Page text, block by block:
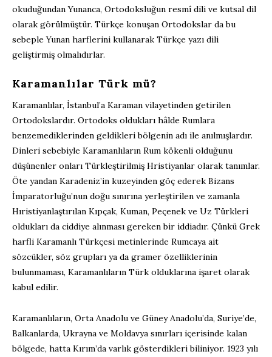
okuduğundan Yunanca, Ortodoksluğun resmî dili ve kutsal dil
olarak görülmüştür. Türkçe konuşan Ortodokslar da bu
sebeple Yunan harflerini kullanarak Türkçe yazı dili
geliştirmiş olmalıdırlar.
Karamanlılar Türk mü?
Karamanlılar, İstanbul’a Karaman vilayetinden getirilen
Ortodokslardır. Ortodoks oldukları hâlde Rumlara
benzemediklerinden geldikleri bölgenin adı ile anılmışlardır.
Dinleri sebebiyle Karamanlıların Rum kökenli olduğunu
düşünenler onları Türkleştirilmiş Hristiyanlar olarak tanımlar.
Öte yandan Karadeniz’in kuzeyinden göç ederek Bizans
İmparatorluğu’nun doğu sınırına yerleştirilen ve zamanla
Hıristiyanlaştırılan Kıpçak, Kuman, Peçenek ve Uz Türkleri
oldukları da ciddiye alınması gereken bir iddiadır. Çünkü Grek
harfli Karamanlı Türkçesi metinlerinde Rumcaya ait
sözcükler, söz grupları ya da gramer özelliklerinin
bulunmaması, Karamanlıların Türk olduklarına işaret olarak
kabul edilir.
Karamanlıların, Orta Anadolu ve Güney Anadolu’da, Suriye’de,
Balkanlarda, Ukrayna ve Moldavya sınırları içerisinde kalan
bölgede, hatta Kırım’da varlık gösterdikleri biliniyor. 1923 yılı